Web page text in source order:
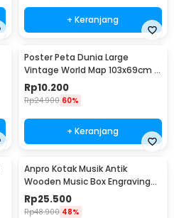
+ Keranjang
Poster Peta Dunia Large
Vintage World Map 103x69cm -
N401
Rp10.200
Rp24.900 60%
+ Keranjang
Anpro Kotak Musik Antik
Wooden Music Box Engraving
Harry Potter - ADQ0194
Rp25.500
Rp48.900 48%